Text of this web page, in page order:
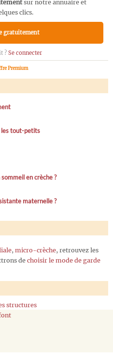
sur notre annuaire et
clics.
gratuitement
? Se connecter
Premium
les tout-petits
en crèche ?
maternelle ?
, micro-crèche, retrouvez les
de choisir le mode de garde
structures